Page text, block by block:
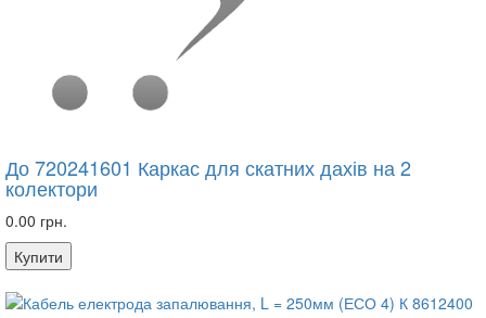
До 720241601 Каркас для скатних дахів на 2
колектори
0.00 грн.
Купити